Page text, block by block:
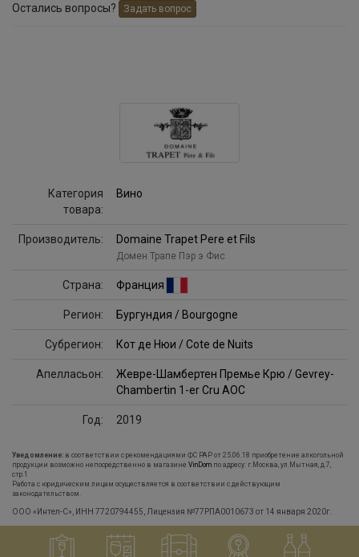
Остались вопросы? Задать вопрос
Категория
товара:
Вино
Производитель: Domaine Trapet Pere et Fils
Домен Трапе Пэр э Фис
Страна: Франция
Регион: Бургундия / Bourgogne
Субрегион: Кот де Нюи / Cote de Nuits
Апелласьон:
Жевре-Шамбертен Премье Крю / Gevrey-
Chambertin 1-er Cru AOC
Год: 2019
Уведомление: в соответствии с рекомендациями ФС РАР от 25.06.18 приобретение алкогольной
продукции возможно непосредственно в магазине VinDom по адресу: г.Москва, ул.Мытная, д.7,
стр.1
Работа с юридическим лицам осуществляется в соответствии с действующим
законодательством.
ООО «Интел-С», ИНН 7720794455, Лицензия №77РПА0010673 от 14 января 2020г.